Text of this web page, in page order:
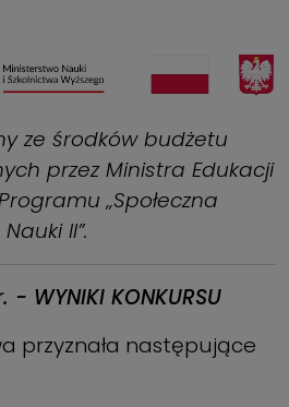
ze środków budżetu
przez Ministra Edukacji
„Społeczna
II”.
WYNIKI KONKURSU
przyznała następujące